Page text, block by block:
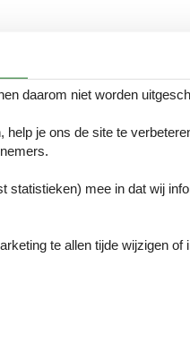
en is geschikt voor
kunnen hier spelen terwijl jij
De slaapkamer met
en eetkamer is ruim en licht.
Duitsland kan worden
hebt meegebracht of ter
boeken.
Je kunt actief zijn met
andere restaurants op ca. 2
beginnen.
daarom niet worden
je ons de site te
mee in dat wij
te allen tijde wijzigen of